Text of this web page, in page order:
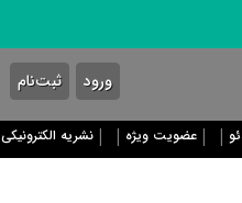
ورود ثبت‌نام
عضویت ویژه نشریه الکترونیکی